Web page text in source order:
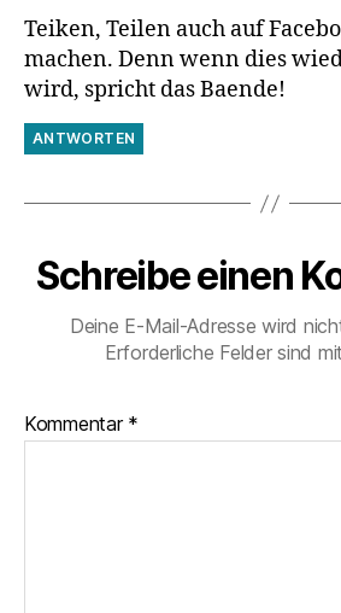
Teiken, Teilen auch auf
machen. Denn wenn dies
wird, spricht das Baende!
ANTWORTEN
Schreibe einen
Deine E-Mail-Adresse wird
Erforderliche Felder sind mit
Kommentar *